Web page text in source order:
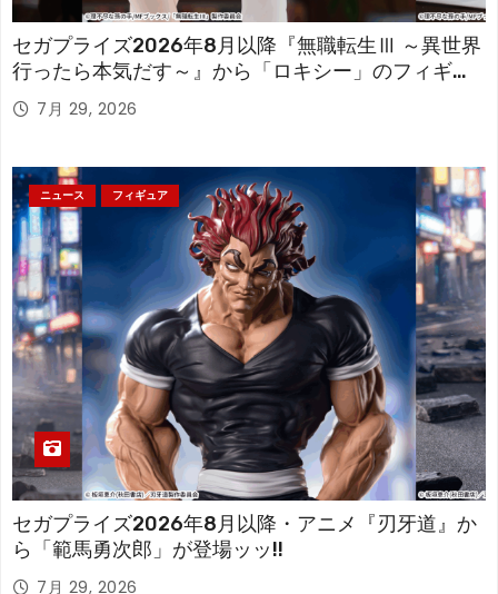
セガプライズ2026年8月以降『無職転生Ⅲ ～異世界
行ったら本気だす～』から「ロキシー」のフィギュ
アが登場！
7月 29, 2026
ニュース フィギュア
セガプライズ2026年8月以降・アニメ『刃牙道』か
ら「範馬勇次郎」が登場ッッ!!
7月 29, 2026